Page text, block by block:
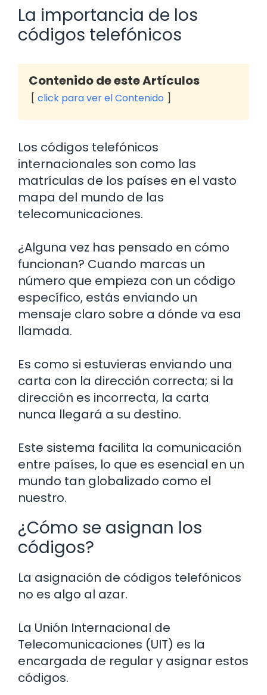
La importancia de los
códigos telefónicos
Contenido de este Artículos
click para ver el Contenido
Los códigos telefónicos
internacionales son como las
matrículas de los países en el vasto
mapa del mundo de las
telecomunicaciones.
¿Alguna vez has pensado en cómo
funcionan? Cuando marcas un
número que empieza con un código
específico, estás enviando un
mensaje claro sobre a dónde va esa
llamada.
Es como si estuvieras enviando una
carta con la dirección correcta; si la
dirección es incorrecta, la carta
nunca llegará a su destino.
Este sistema facilita la comunicación
entre países, lo que es esencial en un
mundo tan globalizado como el
nuestro.
¿Cómo se asignan los
códigos?
La asignación de códigos telefónicos
no es algo al azar.
La Unión Internacional de
Telecomunicaciones (UIT) es la
encargada de regular y asignar estos
códigos.